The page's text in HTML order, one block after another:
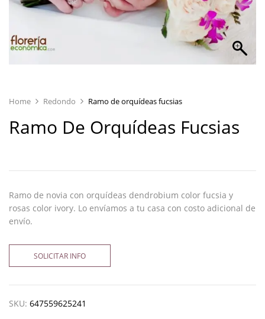
Home Redondo Ramo de orquídeas fucsias
Ramo De Orquídeas Fucsias
Ramo de novia con orquídeas dendrobium color fucsia y
rosas color ivory. Lo envíamos a tu casa con costo adicional de
envío.
SOLICITAR INFO
SKU: 647559625241